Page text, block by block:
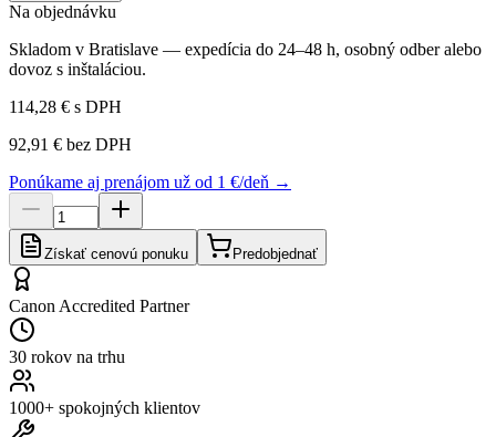
Na objednávku
Skladom v Bratislave — expedícia do 24–48 h, osobný odber alebo
dovoz s inštaláciou.
114,28 € s DPH
92,91 € bez DPH
Ponúkame aj prenájom už od 1 €/deň →
Získať cenovú ponuku Predobjednať
Canon Accredited Partner
30 rokov na trhu
1000+ spokojných klientov